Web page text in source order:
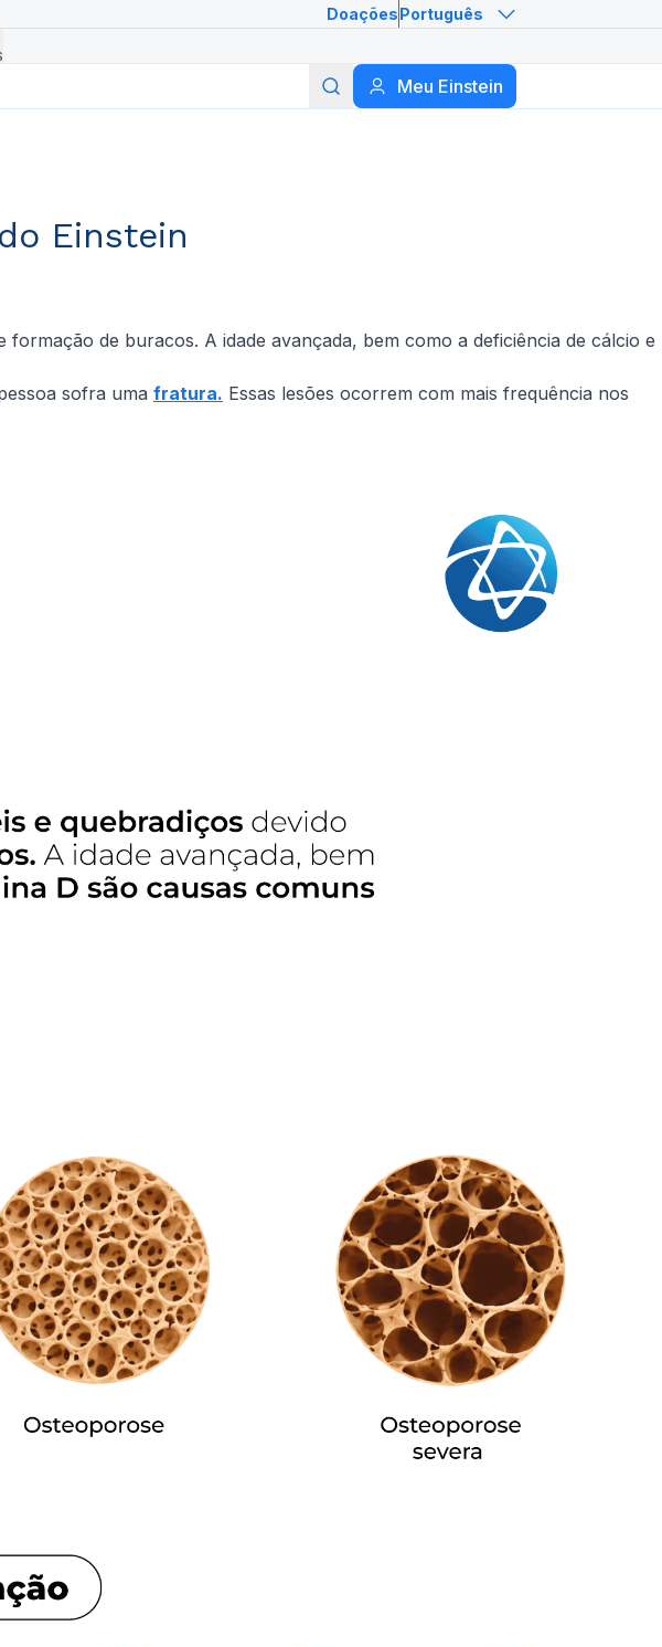
DoaçõesPortuguês
Meu Einstein
Buscar
Einstein
de buracos. A idade avançada, bem como a deficiência de cálcio e
sofra uma fratura. Essas lesões ocorrem com mais frequência nos